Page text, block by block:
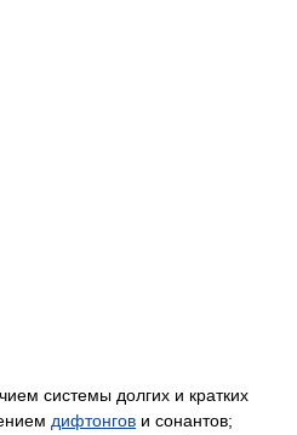
системы долгих и кратких
дифтонгов и сонантов;